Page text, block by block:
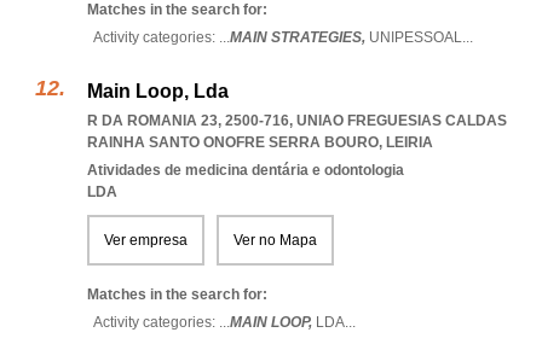
Matches in the search for:
Activity categories: ...MAIN STRATEGIES, UNIPESSOAL...
Main Loop, Lda
R DA ROMANIA 23, 2500-716, UNIAO FREGUESIAS CALDAS
RAINHA SANTO ONOFRE SERRA BOURO, LEIRIA
Atividades de medicina dentária e odontologia
LDA
Ver empresa Ver no Mapa
Matches in the search for:
Activity categories: ...MAIN LOOP, LDA...